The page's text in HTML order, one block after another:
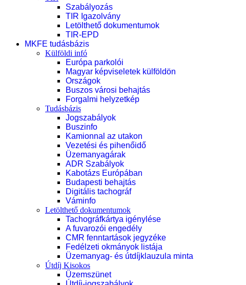
Szabályozás
TIR Igazolvány
Letölthető dokumentumok
TIR-EPD
MKFE tudásbázis
Külföldi infó
Európa parkolói
Magyar képviseletek külföldön
Országok
Buszos városi behajtás
Forgalmi helyzetkép
Tudásbázis
Jogszabályok
Buszinfo
Kamionnal az utakon
Vezetési és pihenőidő
Üzemanyagárak
ADR Szabályok
Kabotázs Európában
Budapesti behajtás
Digitális tachográf
Váminfo
Letölthető dokumentumok
Tachográfkártya igénylése
A fuvarozói engedély
CMR fenntartások jegyzéke
Fedélzeti okmányok listája
Üzemanyag- és útdíjklauzula minta
Útdíj Kisokos
Üzemszünet